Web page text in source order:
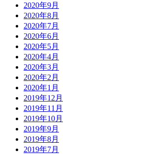
2020年9月
2020年8月
2020年7月
2020年6月
2020年5月
2020年4月
2020年3月
2020年2月
2020年1月
2019年12月
2019年11月
2019年10月
2019年9月
2019年8月
2019年7月